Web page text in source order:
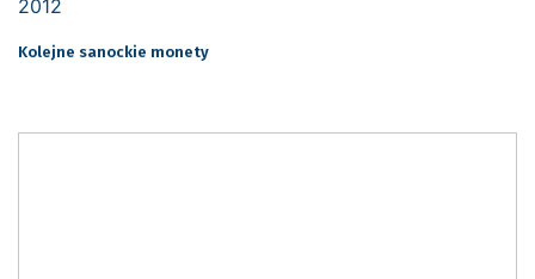
Kolejne sanockie monety